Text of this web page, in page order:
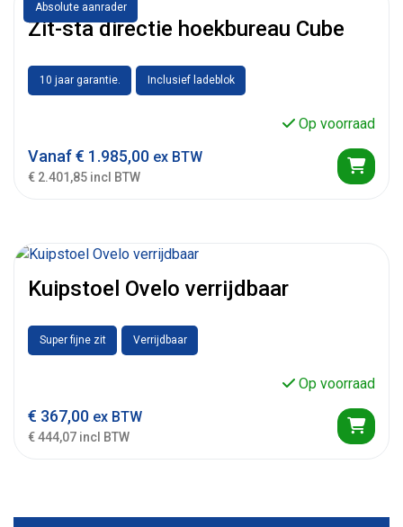
Absolute aanrader
Zit-sta directie hoekbureau Cube
10 jaar garantie. Inclusief ladeblok
Op voorraad
Vanaf€ 1.985,00 ex BTW
€ 2.401,85 incl BTW
Kuipstoel Ovelo verrijdbaar
Super fijne zit Verrijdbaar
Op voorraad
€ 367,00 ex BTW
€ 444,07 incl BTW